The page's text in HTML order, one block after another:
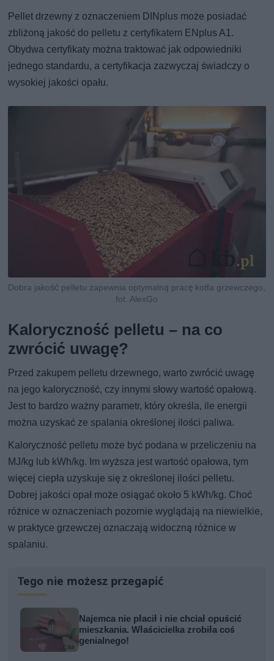
Pellet drzewny z oznaczeniem DINplus może posiadać
zbliżoną jakość do pelletu z certyfikatem ENplus A1.
Obydwa certyfikaty można traktować jak odpowiedniki
jednego standardu, a certyfikacja zazwyczaj świadczy o
wysokiej jakości opału.
Dobra jakość pelletu zapewnia optymalną pracę kotła grzewczego,
fot. AlexGo
Kaloryczność pelletu – na co
zwrócić uwagę?
Przed zakupem pelletu drzewnego, warto zwrócić uwagę
na jego kaloryczność, czy innymi słowy wartość opałową.
Jest to bardzo ważny parametr, który określa, ile energii
można uzyskać ze spalania określonej ilości paliwa.
Kaloryczność pelletu może być podana w przeliczeniu na
MJ/kg lub kWh/kg. Im wyższa jest wartość opałowa, tym
więcej ciepła uzyskuje się z określonej ilości pelletu.
Dobrej jakości opał może osiągać około 5 kWh/kg. Choć
różnice w oznaczeniach pozornie wyglądają na niewielkie,
w praktyce grzewczej oznaczają widoczną różnice w
spalaniu.
Tego nie możesz przegapić
Najemca nie płacił i nie chciał opuścić
mieszkania. Właścicielka zrobiła coś
genialnego!